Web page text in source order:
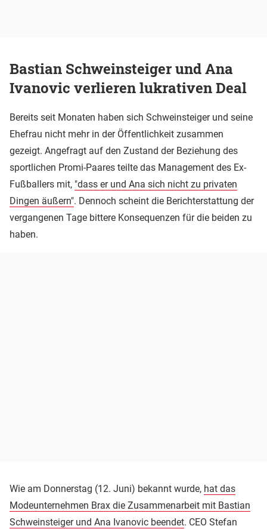
Bastian Schweinsteiger und Ana
Ivanovic verlieren lukrativen Deal
Bereits seit Monaten haben sich Schweinsteiger und seine
Ehefrau nicht mehr in der Öffentlichkeit zusammen
gezeigt. Angefragt auf den Zustand der Beziehung des
sportlichen Promi-Paares teilte das Management des Ex-
Fußballers mit, "dass er und Ana sich nicht zu privaten
Dingen äußern". Dennoch scheint die Berichterstattung der
vergangenen Tage bittere Konsequenzen für die beiden zu
haben.
Wie am Donnerstag (12. Juni) bekannt wurde, hat das
Modeunternehmen Brax die Zusammenarbeit mit Bastian
Schweinsteiger und Ana Ivanovic beendet. CEO Stefan